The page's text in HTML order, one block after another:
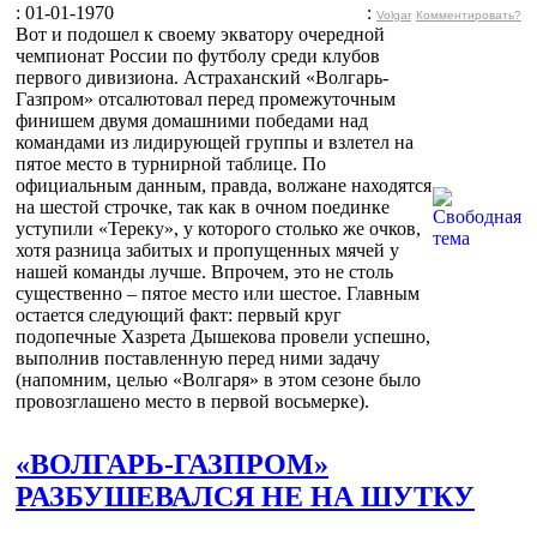
: 01-01-1970 : Volgar Комментировать?
Вот и подошел к своему экватору очередной
чемпионат России по футболу среди клубов
первого дивизиона. Астраханский «Волгарь-
Газпром» отсалютовал перед промежуточным
финишем двумя домашними победами над
командами из лидирующей группы и взлетел на
пятое место в турнирной таблице. По
официальным данным, правда, волжане находятся
на шестой строчке, так как в очном поединке
уступили «Тереку», у которого столько же очков,
хотя разница забитых и пропущенных мячей у
нашей команды лучше. Впрочем, это не столь
существенно – пятое место или шестое. Главным
остается следующий факт: первый круг
подопечные Хазрета Дышекова провели успешно,
выполнив поставленную перед ними задачу
(напомним, целью «Волгаря» в этом сезоне было
провозглашено место в первой восьмерке).
«ВОЛГАРЬ-ГАЗПРОМ»
РАЗБУШЕВАЛСЯ НЕ НА ШУТКУ